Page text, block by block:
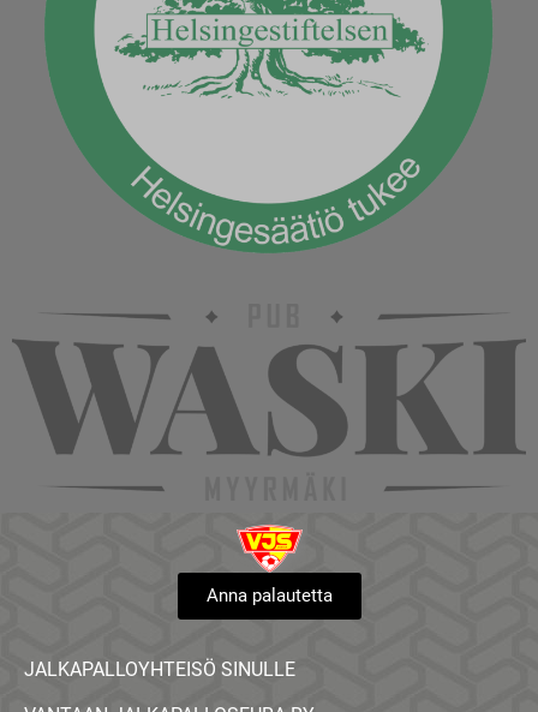
Anna palautetta
JALKAPALLOYHTEISÖ SINULLE